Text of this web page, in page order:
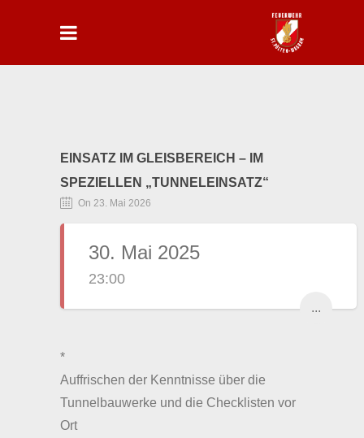
EINSATZ IM GLEISBEREICH – IM
SPEZIELLEN „TUNNELEINSATZ“
On 23. Mai 2026
30. Mai 2025
23:00
...
*
Auffrischen der Kenntnisse über die
Tunnelbauwerke und die Checklisten vor
Ort